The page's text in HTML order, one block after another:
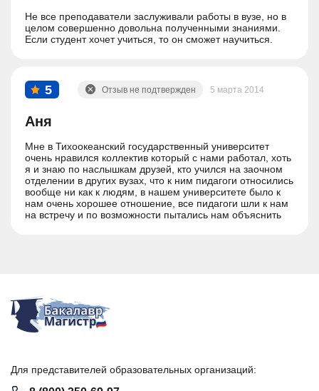
Не все преподаватели заслуживали работы в вузе, но в
целом совершенно довольна полученными знаниями.
Если студент хочет учиться, то он сможет научиться.
5
Аня
5 марта 2014
Отзыв не подтвержден
Мне в Тихоокеанский государственный университет
очень нравился коллектив который с нами работал, хоть
я и знаю по наслышкам друзей, кто учился на заочном
отделении в других вузах, что к ним пидагоги относились
вообще ни как к людям, в нашем университете было к
нам очень хорошее отношение, все пидагоги шли к нам
на встречу и по возможности пытались нам объяснить
а я невинными глазами говорю, что я не готова, он мне
говорит, что выше солнца только милиция и ставит мне
четыре - это очень было приятно.
Для представителей образовательных организаций: